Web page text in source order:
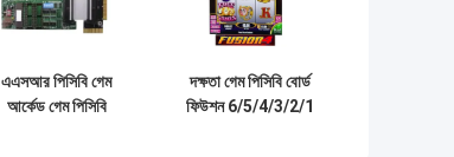
এএসআর পিসিবি গেম
আর্কেড গেম পিসিবি
দক্ষতা গেম পিসিবি বোর্ড
ফিউশন 6/5/4/3/2/1